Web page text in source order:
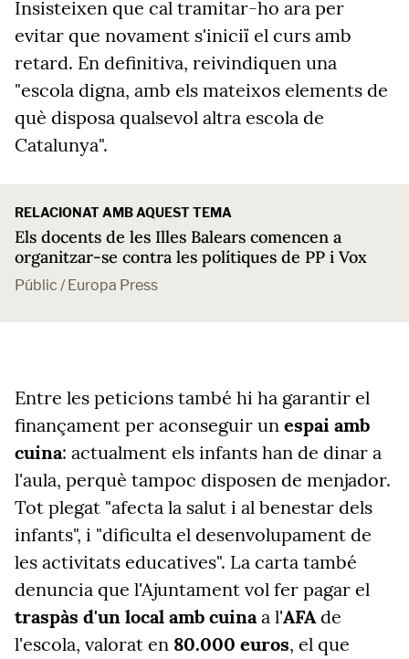
Insisteixen que cal tramitar-ho ara per
evitar que novament s'iniciï el curs amb
retard. En definitiva, reivindiquen una
"escola digna, amb els mateixos elements de
què disposa qualsevol altra escola de
Catalunya".
RELACIONAT AMB AQUEST TEMA
Els docents de les Illes Balears comencen a
organitzar-se contra les polítiques de PP i Vox
Públic / Europa Press
Entre les peticions també hi ha garantir el
finançament per aconseguir un espai amb
cuina: actualment els infants han de dinar a
l'aula, perquè tampoc disposen de menjador.
Tot plegat "afecta la salut i al benestar dels
infants", i "dificulta el desenvolupament de
les activitats educatives". La carta també
denuncia que l'Ajuntament vol fer pagar el
traspàs d'un local amb cuinaa l'AFAde
l'escola, valorat en 80.000 euros, el que